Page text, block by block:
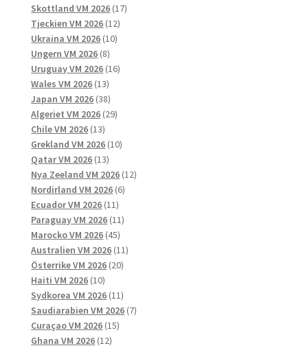
produkter
Skottland VM 2026 1717
Tjeckien VM 2026 1212
Ukraina VM 2026 1010
Ungern VM 2026 88
produkter
Uruguay VM 2026 1616
Wales VM 2026 1313
produkter
Japan VM 2026 3838
produkter
Algeriet VM 2026 2929
Chile VM 2026 1313
produkter
Grekland VM 2026 1010
Qatar VM 2026 1313
produkter
Nya Zeeland VM 2026 1212
Nordirland VM 2026 66
Ecuador VM 2026 1111
produkter
Paraguay VM 2026 1111
Marocko VM 2026 4545
produkter
Australien VM 2026 1111
Österrike VM 2026 2020
Haiti VM 2026 1010
produkter
Sydkorea VM 2026 1111
produkter
Saudiarabien VM 2026 77
Curaçao VM 2026 1515
Ghana VM 2026 1212